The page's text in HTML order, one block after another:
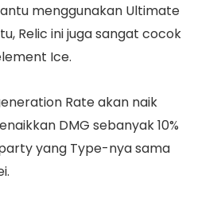
menggunakan Ultimate
Relic ini juga sangat cocok
Ice.
Rate akan naik
DMG sebanyak 10%
yang Type-nya sama